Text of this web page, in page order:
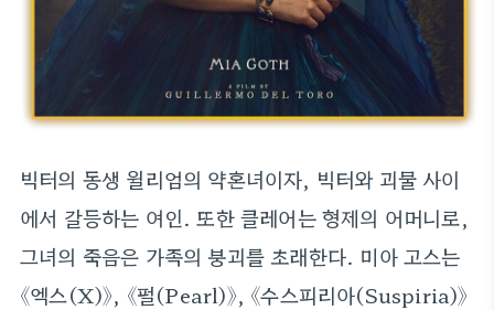
빅터의 동생 윌리엄의 약혼녀이자, 빅터와 괴물 사이
에서 갈등하는 여인. 또한 클레어는 형제의 어머니로,
그녀의 죽음은 가족의 붕괴를 초래한다. 미아 고스는
《엑스(X)》, 《펄(Pearl)》, 《수스피리아(Suspiria)》